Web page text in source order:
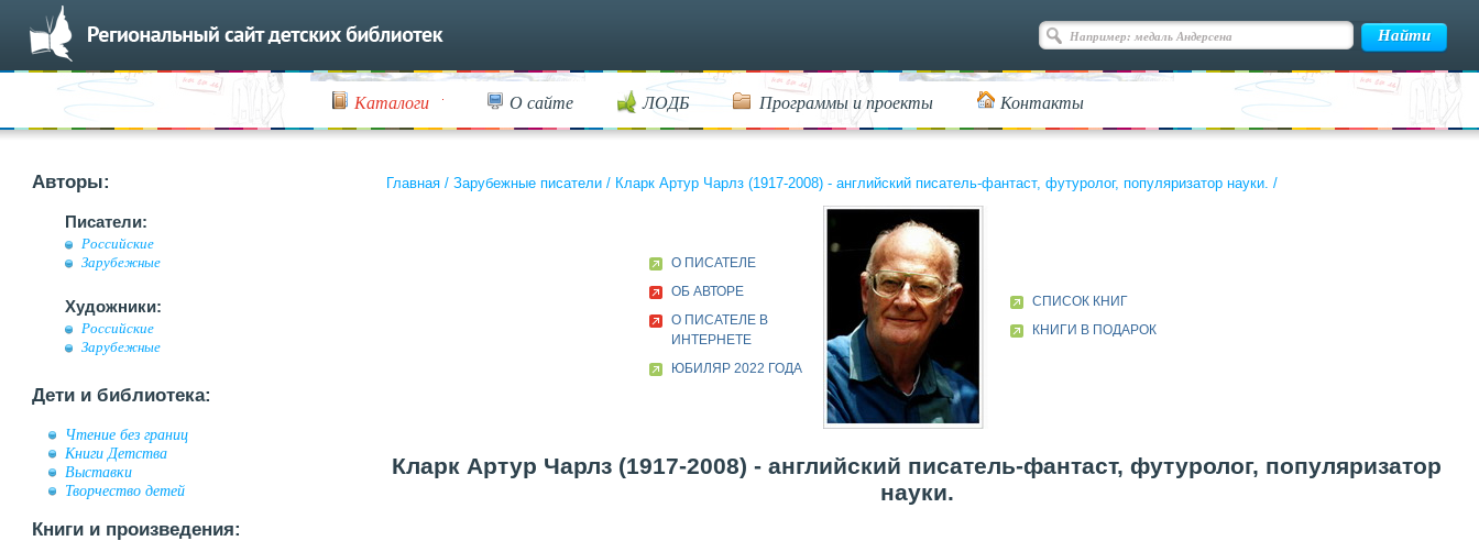
Каталоги О сайте ЛОДБ Программы и проекты Контакты
Авторы:
Писатели:
Российские
Зарубежные
Художники:
Российские
Зарубежные
Дети и библиотека:
Чтение без границ
Книги Детства
Выставки
Творчество детей
Книги и произведения:
Главная / Зарубежные писатели / Кларк Артур Чарлз (1917-2008) - английский писатель-фантаст, футуролог, популяризатор науки. /
О ПИСАТЕЛЕ
ОБ АВТОРЕ
О ПИСАТЕЛЕ В
ИНТЕРНЕТЕ
ЮБИЛЯР 2022 ГОДА
СПИСОК КНИГ
КНИГИ В ПОДАРОК
Кларк Артур Чарлз (1917-2008) - английский писатель-фантаст, футуролог, популяризатор
науки.